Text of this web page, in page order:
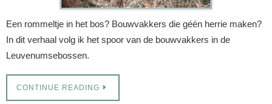
Een rommeltje in het bos? Bouwvakkers die géén herrie maken?
In dit verhaal volg ik het spoor van de bouwvakkers in de
Leuvenumsebossen.
CONTINUE READING